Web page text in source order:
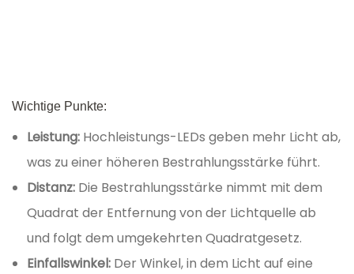
Wichtige Punkte:
Leistung: Hochleistungs-LEDs geben mehr Licht ab,
was zu einer höheren Bestrahlungsstärke führt.
Distanz: Die Bestrahlungsstärke nimmt mit dem
Quadrat der Entfernung von der Lichtquelle ab
und folgt dem umgekehrten Quadratgesetz.
Einfallswinkel: Der Winkel, in dem Licht auf eine